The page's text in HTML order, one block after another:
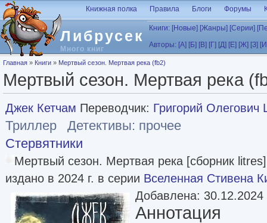
Перейти к основному содержанию
Либрусек
Много книг
Книжная полка Правила Блоги Форумы
Книги: [Новые] [Жанры] [Серии]
Авторы: [А] [Б] [В] [Г] [Д] [Е] [Ж] [З]
Вы здесь
Главная » Книги » Мертвый сезон. Мертвая река (fb2)
Мертвый сезон. Мертвая река
Джек Кетчам Переводчик: Григорий Олегович
Триллер
Детективы: прочее
Стервятники
Мертвый сезон. Мертвая река [сборник
издано в 2024 г. в серии Вселенная Стивена
Добавлена: 30.12.2024
Аннотация